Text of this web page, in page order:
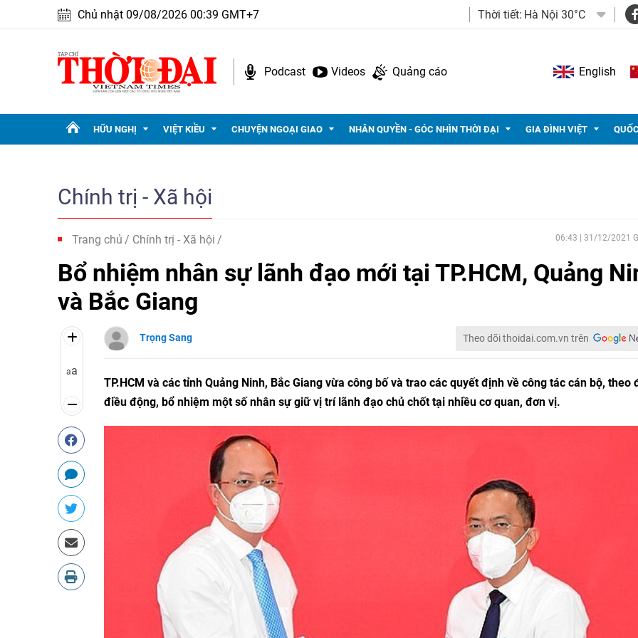
Chủ nhật 09/08/2026 00:39 GMT+7 Thời tiết: Hà Nội 30°C
Podcast Videos Quảng cáo English
HỮU NGHỊ VIỆT KIỀU CHUYỆN NGOẠI GIAO NHÂN QUYỀN - GÓC NHÌN THỜI ĐẠI GIA ĐÌNH VIỆT
Chính trị - Xã hội
Trang chủ Chính trị - Xã hội 06:43 | 31/12/2021
Bổ nhiệm nhân sự lãnh đạo mới tại TP.HCM, Quảng
và Bắc Giang
aa
Trọng Sang Theo dõi thoidai.com.vn trên
TP.HCM và các tỉnh Quảng Ninh, Bắc Giang vừa công bố và trao các quyết định về công tác cán bộ, theo
điều động, bổ nhiệm một số nhân sự giữ vị trí lãnh đạo chủ chốt tại nhiều cơ quan, đơn vị.